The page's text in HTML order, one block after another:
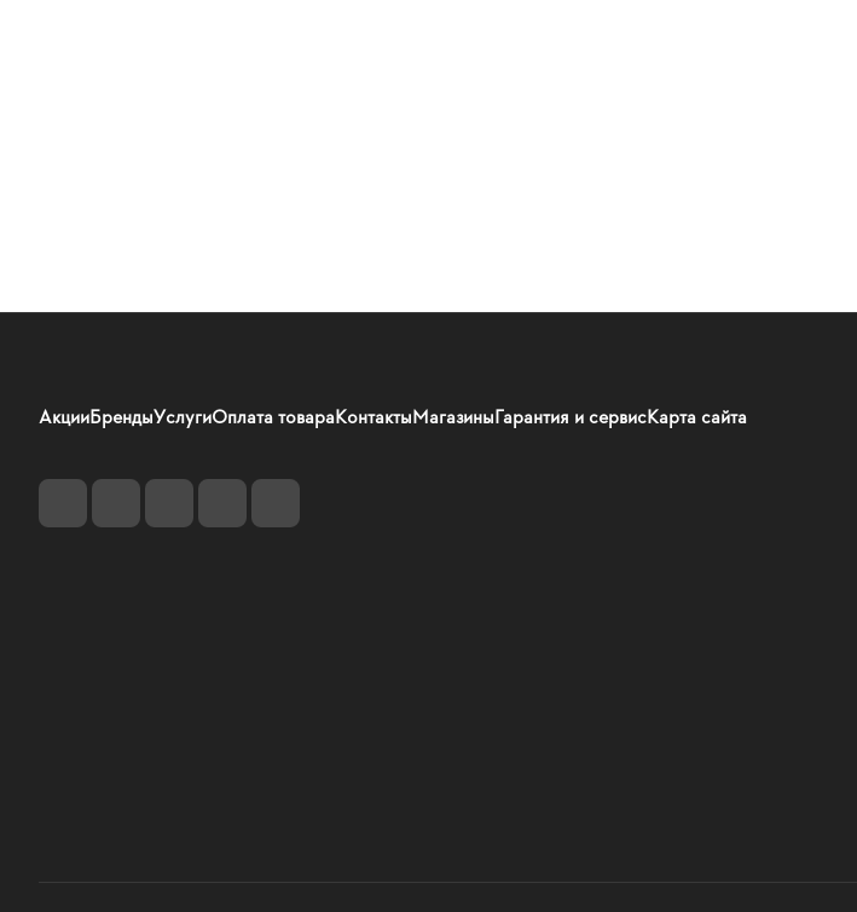
АкцииБрендыУслугиОплата товараКонтактыМагазиныГарантия и сервисКарта сайта